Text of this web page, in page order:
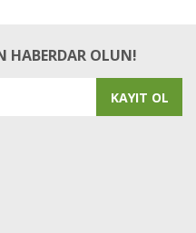
HABERDAR OLUN!
KAYIT OL